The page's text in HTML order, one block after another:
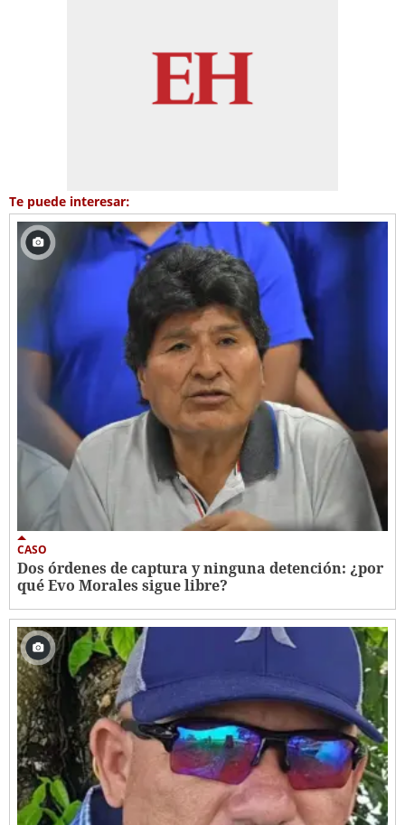
Te puede interesar:
CASO
Dos órdenes de captura y ninguna detención: ¿por
qué Evo Morales sigue libre?